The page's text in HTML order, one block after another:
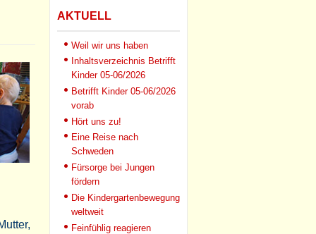
AKTUELL
Weil wir uns haben
Inhaltsverzeichnis Betrifft
Kinder 05-06/2026
Betrifft Kinder 05-06/2026
vorab
Hört uns zu!
Eine Reise nach
Schweden
Fürsorge bei Jungen
fördern
Die Kindergartenbewegung
weltweit
Feinfühlig reagieren